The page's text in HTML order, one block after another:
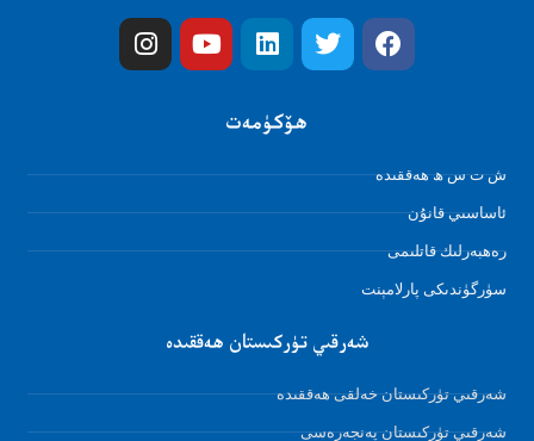
Facebook
Twitter
Linkedin
Youtube
Instagram
ھۆكۈمەت
ش ت س ھ ھەققىدە
ئاساسىي قانۇن
رەھبەرلىك قاتلىمى
سۈرگۈندىكى پارلامېنت
شەرقىي تۈركىستان ھەققىدە
شەرقىي تۈركىستان خەلقى ھەققىدە
شەرقىي تۈركىستان پەنجەرەسى